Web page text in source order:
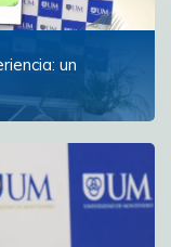
un
ampliar
e...